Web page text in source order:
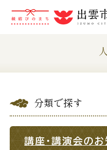
市民の方 （くらし・
健康・福祉
まちづくり
事業者の方
分類で探す
講座・講演会の